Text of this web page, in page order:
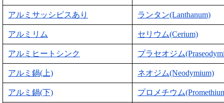
アルミサッシビスあり ランタン(Lanthanum)
アルミリム セリウム(Cerium)
アルミヒートシンク プラセオジム
アルミ鍋(上) ネオジム(Neodymium)
アルミ鍋(下) プロメチウム